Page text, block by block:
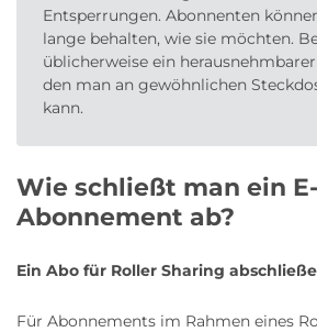
Entsperrungen. Abonnenten
lange behalten, wie sie möchten.
üblicherweise ein
den man an gewöhnlichen
kann.
Wie schließt man ein
Abonnement ab?
Ein Abo für Roller Sharing
Für Abonnements im Rahmen eines